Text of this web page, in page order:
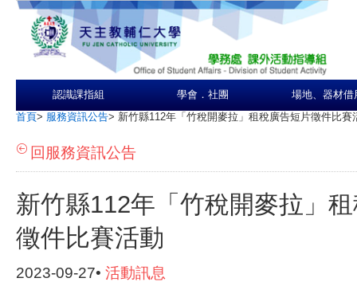
認識課指組 學會．社團 場地、器材借
首頁> 服務資訊公告> 新竹縣112年「竹稅開麥拉」租稅廣告短片徵件比賽
回服務資訊公告
新竹縣112年「竹稅開麥拉」
徵件比賽活動
2023-09-27• 活動訊息